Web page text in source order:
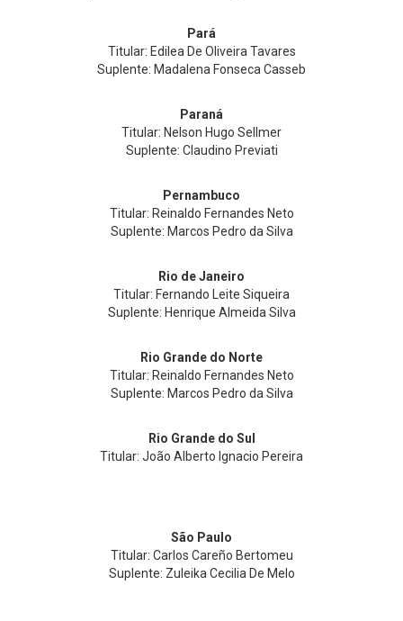
Pará
Titular: Edilea De Oliveira Tavares
Suplente: Madalena Fonseca Casseb
Paraná
Titular: Nelson Hugo Sellmer
Suplente: Claudino Previati
Pernambuco
Titular: Reinaldo Fernandes Neto
Suplente: Marcos Pedro da Silva
Rio de Janeiro
Titular: Fernando Leite Siqueira
Suplente: Henrique Almeida Silva
Rio Grande do Norte
Titular: Reinaldo Fernandes Neto
Suplente: Marcos Pedro da Silva
Rio Grande do Sul
Titular: João Alberto Ignacio Pereira
São Paulo
Titular: Carlos Careño Bertomeu
Suplente: Zuleika Cecilia De Melo